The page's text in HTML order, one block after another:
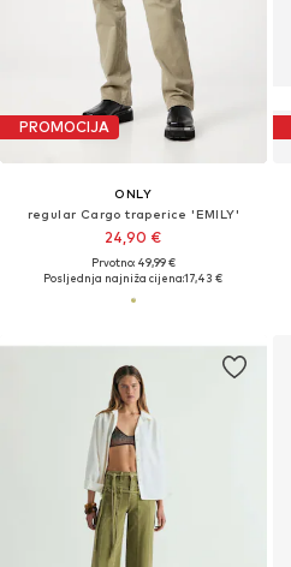
PROMOCIJA
ONLY
regular Cargo traperice 'EMILY'
24,90 €
Prvotno: 49,99 €
Posljednja najniža cijena:17,43 €